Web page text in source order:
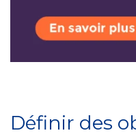
Définir des